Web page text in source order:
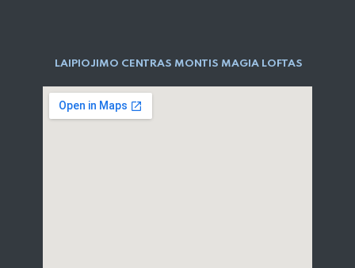
LAIPIOJIMO CENTRAS MONTIS MAGIA LOFTAS